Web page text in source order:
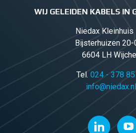
WIJ GELEIDEN KABELS IN
Niedax Kleinhuis
Bijsterhuizen 20-
6604 LH
Tel. 024 - 378 85
info@niedax.nl